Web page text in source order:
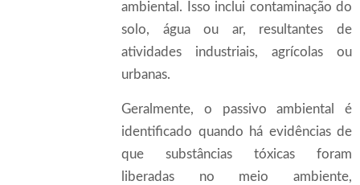
ambiental. Isso inclui contaminação do
solo, água ou ar, resultantes de
atividades industriais, agrícolas ou
urbanas.
Geralmente, o passivo ambiental é
identificado quando há evidências de
que substâncias tóxicas foram
liberadas no meio ambiente,